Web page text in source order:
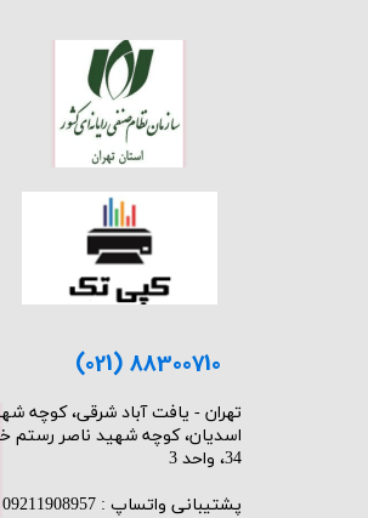
(021) 88300710
​تهران - یافت آباد شرقی، کوچه
اسدیان، کوچه شهید ناصر رستم
34، واحد 3
پشتیبانی واتساپ : 09211908957